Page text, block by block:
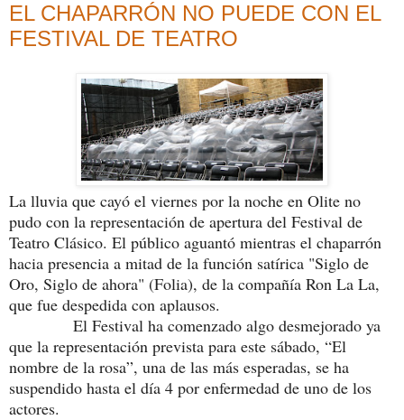
EL CHAPARRÓN NO PUEDE CON EL
FESTIVAL DE TEATRO
La lluvia que cayó el viernes por la noche en Olite no
pudo con la representación de apertura del Festival de
Teatro Clásico. El público aguantó mientras el chaparrón
hacia presencia a mitad de la función satírica "Siglo de
Oro, Siglo de ahora" (Folia), de la compañía Ron La La,
que fue despedida con aplausos.
El Festival ha comenzado algo desmejorado ya
que la representación prevista para este sábado, “El
nombre de la rosa”, una de las más esperadas, se ha
suspendido hasta el día 4 por enfermedad de uno de los
actores.